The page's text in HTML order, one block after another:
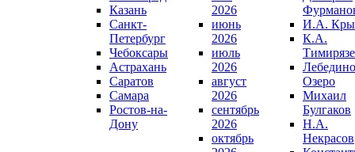
Казань
Санкт-
Петербург
Чебоксары
Астрахань
Саратов
Самара
Ростов-на-
Дону
2026
июнь
2026
июль
2026
август
2026
сентябрь
2026
октябрь
И.А.
К.А.
Озеро
Михаил
Булгаков
Н.А.
Некрасов